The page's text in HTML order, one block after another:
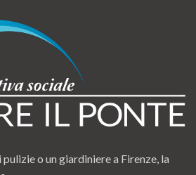
pulizie o un giardiniere a Firenze, la